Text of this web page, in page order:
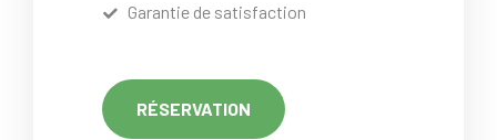
Garantie de satisfaction
RÉSERVATION